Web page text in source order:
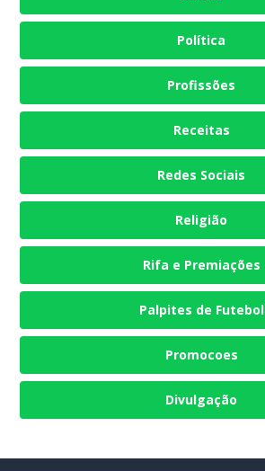
Política
Profissões
Receitas
Redes Sociais
Religião
Rifa e Premiações
Palpites de Futebol
Promocoes
Divulgação